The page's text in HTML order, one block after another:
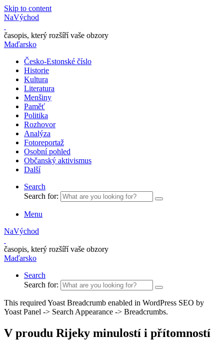
Skip to content
NaVýchod
časopis, který rozšíří vaše obzory
Maďarsko
Česko-Estonské číslo
Historie
Kultura
Literatura
Menšiny
Paměť
Politika
Rozhovor
Analýza
Fotoreportaž
Osobní pohled
Občanský aktivismus
Další
Search
Search for:
Menu
NaVýchod
časopis, který rozšíří vaše obzory
Maďarsko
Search
Search for:
This required Yoast Breadcrumb enabled in WordPress SEO by
Yoast Panel -> Search Appearance -> Breadcrumbs.
V proudu Rijeky minulostí i přítomností